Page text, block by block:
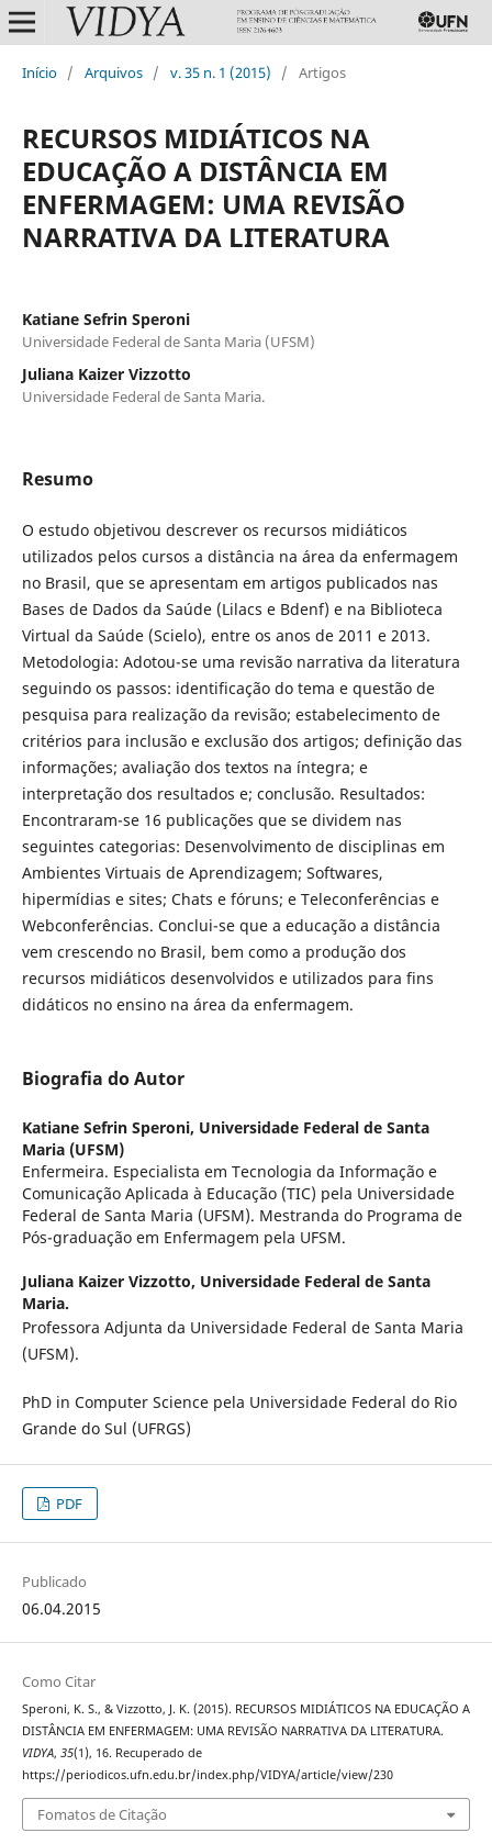
Início / Arquivos / v. 35 n. 1 (2015) / Artigos
RECURSOS MIDIÁTICOS NA
EDUCAÇÃO A DISTÂNCIA EM
ENFERMAGEM: UMA REVISÃO
NARRATIVA DA LITERATURA
Katiane Sefrin Speroni
Universidade Federal de Santa Maria (UFSM)
Juliana Kaizer Vizzotto
Universidade Federal de Santa Maria.
Resumo
O estudo objetivou descrever os recursos midiáticos
utilizados pelos cursos a distância na área da enfermagem
no Brasil, que se apresentam em artigos publicados nas
Bases de Dados da Saúde (Lilacs e Bdenf) e na Biblioteca
Virtual da Saúde (Scielo), entre os anos de 2011 e 2013.
Metodologia: Adotou-se uma revisão narrativa da literatura
seguindo os passos: identificação do tema e questão de
pesquisa para realização da revisão; estabelecimento de
critérios para inclusão e exclusão dos artigos; definição das
informações; avaliação dos textos na íntegra; e
interpretação dos resultados e; conclusão. Resultados:
Encontraram-se 16 publicações que se dividem nas
seguintes categorias: Desenvolvimento de disciplinas em
Ambientes Virtuais de Aprendizagem; Softwares,
hipermídias e sites; Chats e fóruns; e Teleconferências e
Webconferências. Conclui-se que a educação a distância
vem crescendo no Brasil, bem como a produção dos
recursos midiáticos desenvolvidos e utilizados para fins
didáticos no ensino na área da enfermagem.
Biografia do Autor
Katiane Sefrin Speroni, Universidade Federal de Santa
Maria (UFSM)
Enfermeira. Especialista em Tecnologia da Informação e
Comunicação Aplicada à Educação (TIC) pela Universidade
Federal de Santa Maria (UFSM). Mestranda do Programa de
Pós-graduação em Enfermagem pela UFSM.
Juliana Kaizer Vizzotto, Universidade Federal de Santa
Maria.
Professora Adjunta da Universidade Federal de Santa Maria
(UFSM).
PhD in Computer Science pela Universidade Federal do Rio
Grande do Sul (UFRGS)
PDF
Publicado
06.04.2015
Como Citar
Speroni, K. S., & Vizzotto, J. K. (2015). RECURSOS MIDIÁTICOS NA EDUCAÇÃO A
DISTÂNCIA EM ENFERMAGEM: UMA REVISÃO NARRATIVA DA LITERATURA.
VIDYA, 35(1), 16. Recuperado de
https://periodicos.ufn.edu.br/index.php/VIDYA/article/view/230
Fomatos de Citação